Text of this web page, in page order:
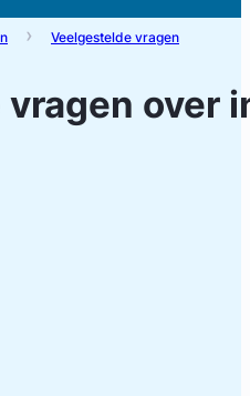
Veelgestelde vragen
over